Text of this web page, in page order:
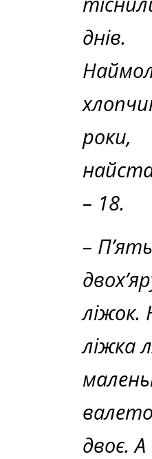
днів.
роки,
– 18.
– П’ять
ліжок.
ліжка
двоє.